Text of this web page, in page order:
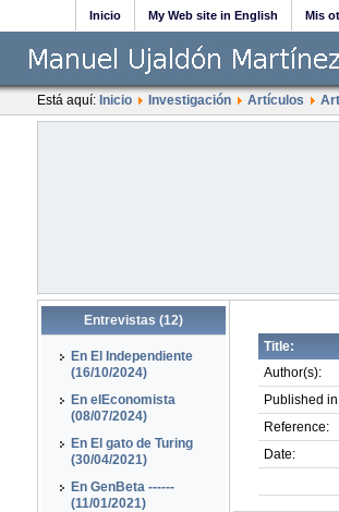
Inicio My Web site in English Mis
Está aquí: Inicio Investigación Artículos
Entrevistas (12)
En El Independiente
(16/10/2024)
En elEconomista
(08/07/2024)
En El gato de Turing
(30/04/2021)
En GenBeta ------
(11/01/2021)
Title:
Author(s):
Published
Reference:
Date: